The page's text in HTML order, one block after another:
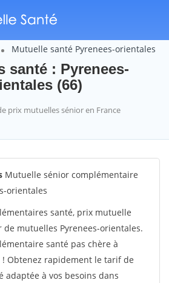
Mutuelle santé Pyrenees-orientales
santé : Pyrenees-
(66)
prix mutuelles sénior en France
Mutuelle sénior complémentaire
orientales
santé, prix mutuelle
mutuelles Pyrenees-orientales.
santé pas chère à
! Obtenez rapidement le tarif de
adaptée à vos besoins dans